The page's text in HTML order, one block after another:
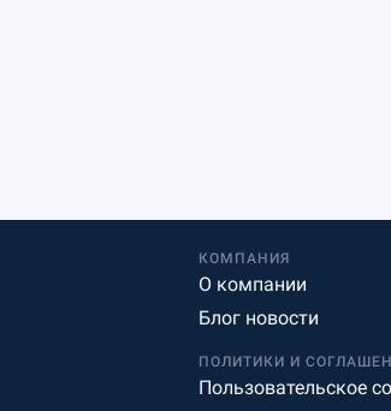
КОМПАНИЯ
О компании
Блог новости
ПОЛИТИКИ И
Пользовательское